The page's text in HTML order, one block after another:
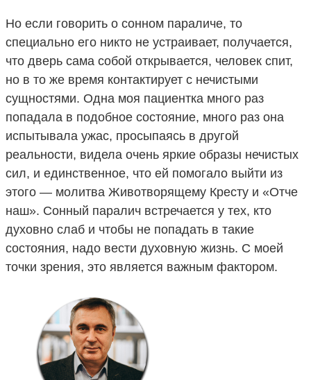
Но если говорить о сонном параличе, то
специально его никто не устраивает, получается,
что дверь сама собой открывается, человек спит,
но в то же время контактирует с нечистыми
сущностями. Одна моя пациентка много раз
попадала в подобное состояние, много раз она
испытывала ужас, просыпаясь в другой
реальности, видела очень яркие образы нечистых
сил, и единственное, что ей помогало выйти из
этого — молитва Животворящему Кресту и «Отче
наш». Сонный паралич встречается у тех, кто
духовно слаб и чтобы не попадать в такие
состояния, надо вести духовную жизнь. С моей
точки зрения, это является важным фактором.